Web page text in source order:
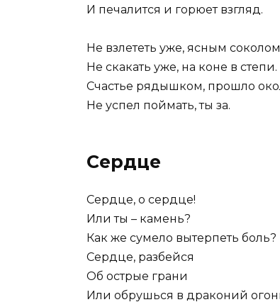
И печалится и горюет взгляд.
Не взлететь уже, ясным
Не скакать уже, на коне в степи.
Счастье рядышком, прошло
Не успел поймать, ты за.
Сердце
Сердце, о сердце!
Или ты – камень?
Как же сумело вытерпеть боль?
Сердце, разбейся
Об острые грани
Или обрушься в драконий